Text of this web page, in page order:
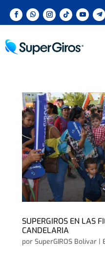
SUPERGIROS EN LAS
CANDELARIA
por SuperGIROS Bolívar|